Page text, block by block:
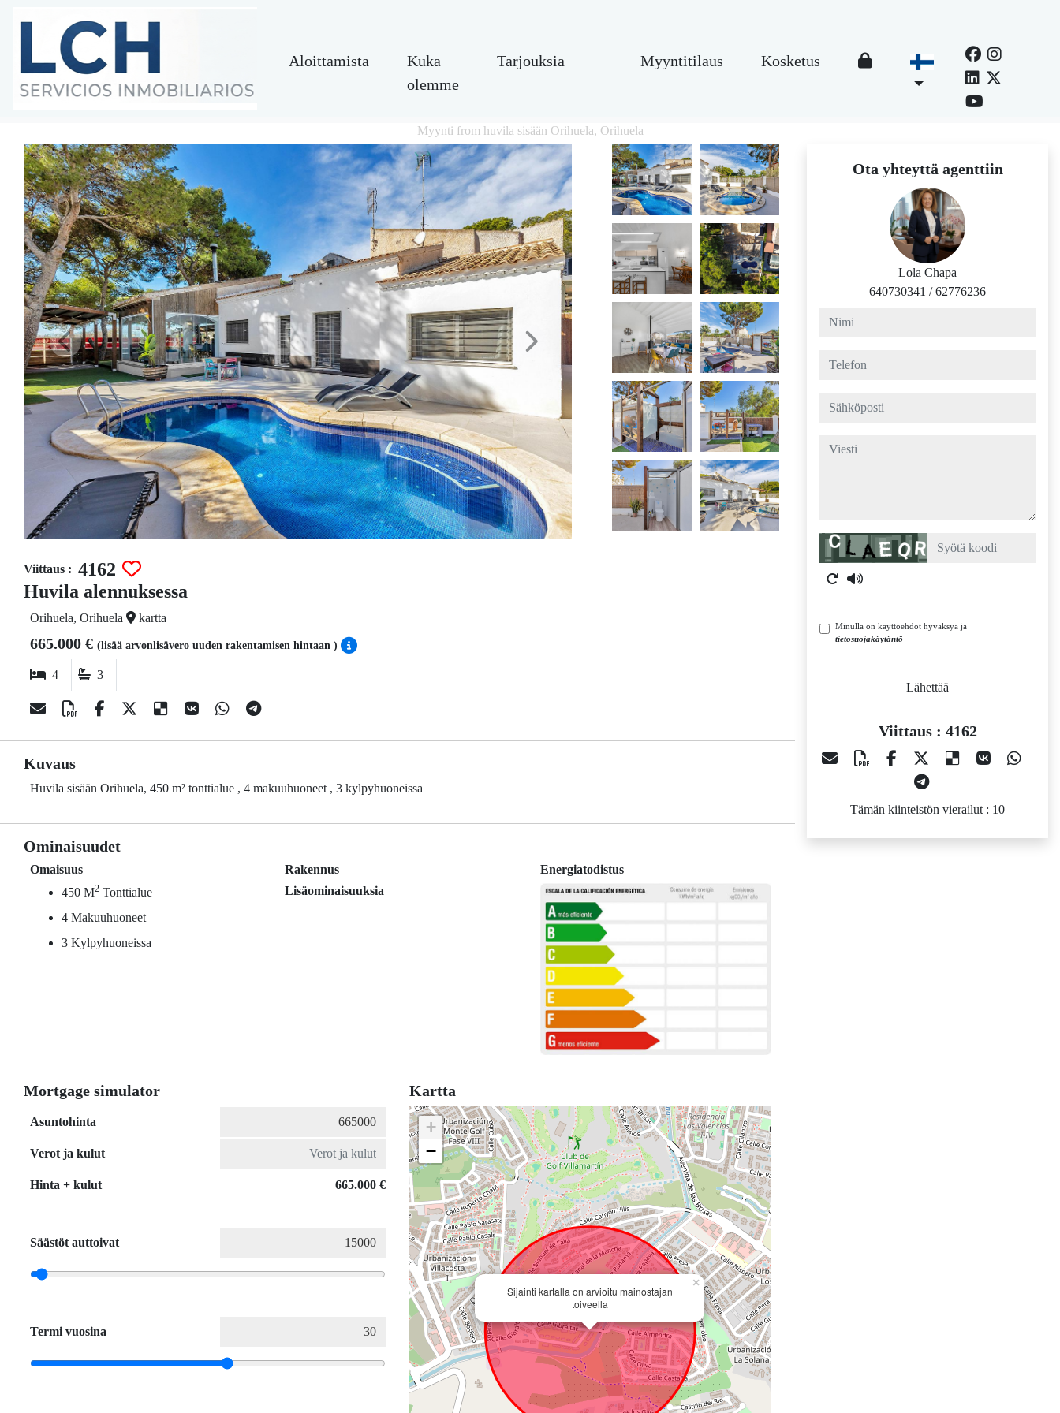
Aloittamista
Kuka
olemme
Tarjouksia Myyntitilaus Kosketus
Myynti from huvila sisään Orihuela, Orihuela
Viittaus : 4162
Huvila alennuksessa
Orihuela, Orihuela kartta
665.000 € (lisää arvonlisävero uuden rakentamisen hintaan )
4 3
Kuvaus
Huvila sisään Orihuela, 450 m² tonttialue , 4 makuuhuoneet , 3 kylpyhuoneissa
Ominaisuudet
Omaisuus
450 M2 Tonttialue
4 Makuuhuoneet
3 Kylpyhuoneissa
Rakennus
Lisäominaisuuksia
Energiatodistus
Mortgage simulator
Asuntohinta
Verot ja kulut
Hinta + kulut 665.000 €
Säästöt auttoivat
Termi vuosina
Kartta
Sijainti kartalla on arvioitu mainostajan
toiveella
×
+
−
Ota yhteyttä agenttiin
Lola Chapa
640730341 /62776236
nimi
telefon
sähköposti
viesti
Captcha
Minulla on käyttöehdot hyväksyä ja
tietosuojakäytäntö
Lähettää
Viittaus : 4162
Tämän kiinteistön vierailut : 10